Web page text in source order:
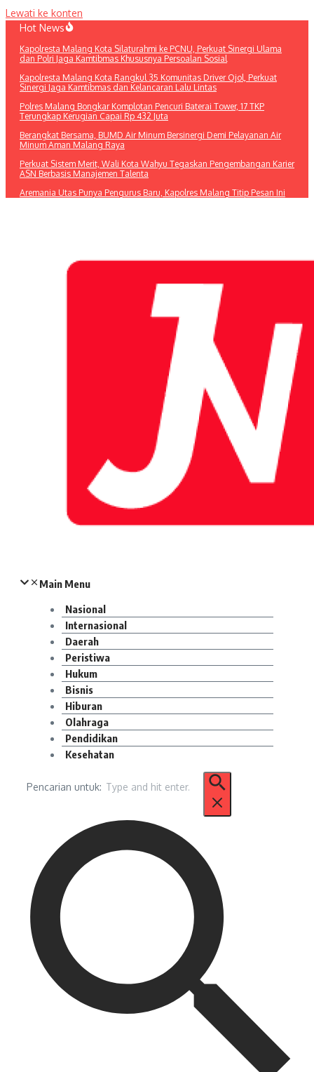
Lewati ke konten
Hot News
Kapolresta Malang Kota Silaturahmi ke PCNU, Perkuat Sinergi Ulama
dan Polri Jaga Kamtibmas Khususnya Persoalan Sosial
Kapolresta Malang Kota Rangkul 35 Komunitas Driver Ojol, Perkuat
Sinergi Jaga Kamtibmas dan Kelancaran Lalu Lintas
Polres Malang Bongkar Komplotan Pencuri Baterai Tower, 17 TKP
Terungkap Kerugian Capai Rp 432 Juta
Berangkat Bersama, BUMD Air Minum Bersinergi Demi Pelayanan Air
Minum Aman Malang Raya
Perkuat Sistem Merit, Wali Kota Wahyu Tegaskan Pengembangan Karier
ASN Berbasis Manajemen Talenta
Aremania Utas Punya Pengurus Baru, Kapolres Malang Titip Pesan Ini
Main Menu
Nasional
Internasional
Daerah
Peristiwa
Hukum
Bisnis
Hiburan
Olahraga
Pendidikan
Kesehatan
Pencarian untuk: